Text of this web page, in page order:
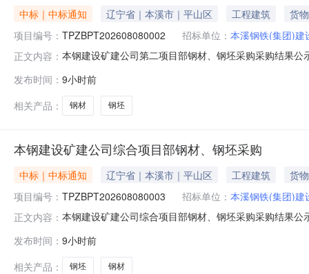
中标｜中标通知 辽宁省｜本溪市｜平山区 工程建筑
货物
项目编号： TPZBPT202608080002 招标单位： 本溪钢铁(集团)建
正文内容： 本钢建设矿建公司第二项目部钢材、钢坯采购采购结果
钢铁（集团）建设有限责任公司项目管理部联系人：花晨
发布时间： 9小时前
相关产品：
钢材 钢坯
本钢建设矿建公司综合项目部钢材、钢坯采购
中标｜中标通知 辽宁省｜本溪市｜平山区 工程建筑
货物
项目编号： TPZBPT202608080003 招标单位： 本溪钢铁(集团)建
正文内容： 本钢建设矿建公司综合项目部钢材、钢坯采购采购结果
钢铁（集团）建设有限责任公司项目管理部联系人：花晨
发布时间： 9小时前
相关产品：
钢坯 钢材